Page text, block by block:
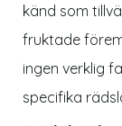
känd som
fruktade
ingen verklig
specifika